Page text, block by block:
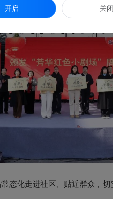
态化走进社区、贴近群众，
开启 关闭